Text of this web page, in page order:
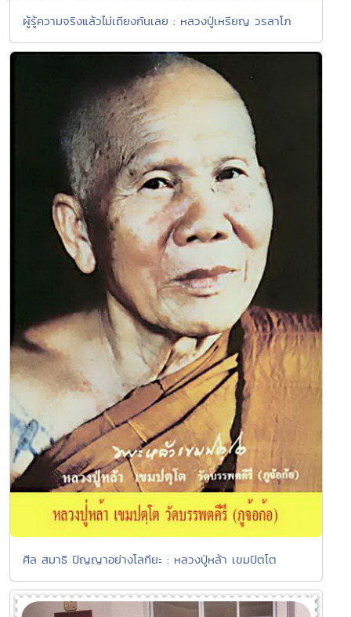
ผู้รู้ความจริงแล้วไม่เถียงกันเลย : หลวงปู่เหรียญ วรลาโภ
ศีล สมาธิ ปัญญาอย่างโลกียะ : หลวงปู่หล้า เขมปัตโต